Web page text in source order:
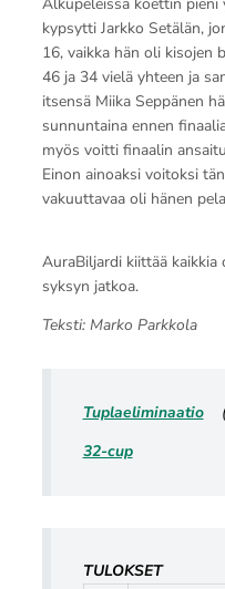
kypsytti Jarkko Setälän,
16, vaikka hän oli kisojen
46 ja 34 vielä yhteen ja
itsensä Miika Seppänen
sunnuntaina ennen
myös voitti finaalin
Einon ainoaksi voitoksi
vakuuttavaa oli hänen
AuraBiljardi kiittää
syksyn jatkoa.
Teksti: Marko Parkkola
Tuplaeliminaatio
32-cup
TULOKSET